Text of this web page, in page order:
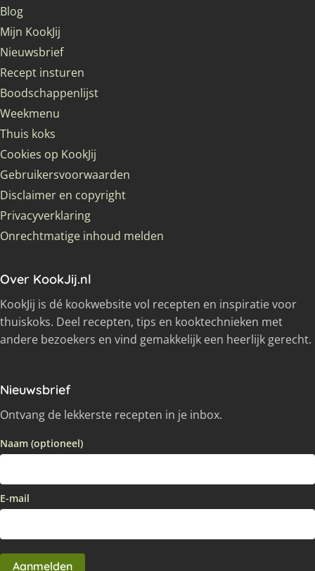
Blog
Mijn KookJij
Nieuwsbrief
Recept insturen
Boodschappenlijst
Weekmenu
Thuis koks
Cookies op KookJij
Gebruikersvoorwaarden
Disclaimer en copyright
Privacyverklaring
Onrechtmatige inhoud melden
Over KookJij.nl
KookJij is dé kookwebsite vol recepten en inspiratie voor
thuiskoks. Deel recepten, tips en kooktechnieken met
andere bezoekers en vind gemakkelijk een heerlijk gerecht.
Nieuwsbrief
Ontvang de lekkerste recepten in je inbox.
Naam (optioneel)
E-mail
Aanmelden